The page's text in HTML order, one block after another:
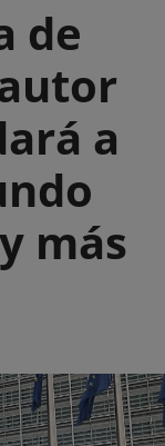
de
a
más